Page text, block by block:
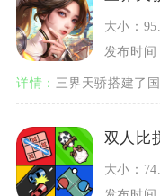
大小：
发布时间
详情： 三界天骄搭建了国风三界修仙大
双人比
大小：